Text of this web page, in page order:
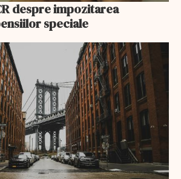
despre impozitarea
speciale